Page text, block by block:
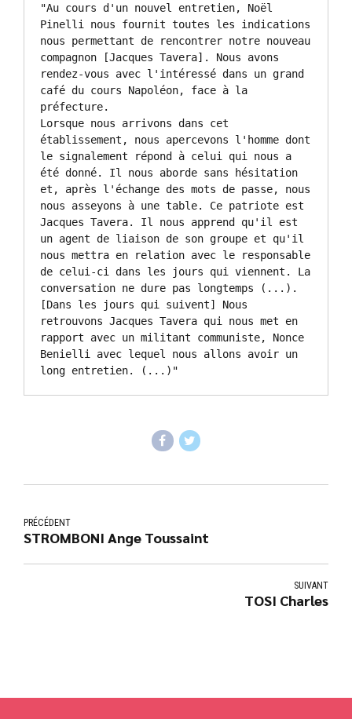
"Au cours d'un nouvel entretien, Noël
Pinelli nous fournit toutes les indications
nous permettant de rencontrer notre nouveau
compagnon [Jacques Tavera]. Nous avons
rendez-vous avec l'intéressé dans un grand
café du cours Napoléon, face à la
préfecture.
Lorsque nous arrivons dans cet
établissement, nous apercevons l'homme dont
le signalement répond à celui qui nous a
été donné. Il nous aborde sans hésitation
et, après l'échange des mots de passe, nous
nous asseyons à une table. Ce patriote est
Jacques Tavera. Il nous apprend qu'il est
un agent de liaison de son groupe et qu'il
nous mettra en relation avec le responsable
de celui-ci dans les jours qui viennent. La
conversation ne dure pas longtemps (...).
[Dans les jours qui suivent] Nous
retrouvons Jacques Tavera qui nous met en
rapport avec un militant communiste, Nonce
Benielli avec lequel nous allons avoir un
long entretien. (...)"
PRÉCÉDENT
STROMBONI Ange Toussaint
SUIVANT
TOSI Charles